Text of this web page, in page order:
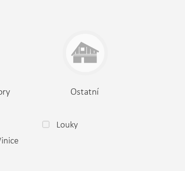
Ostatní
Louky